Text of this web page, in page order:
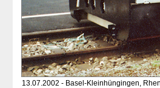
13.07.2002 - Basel-Kleinhüngingen,